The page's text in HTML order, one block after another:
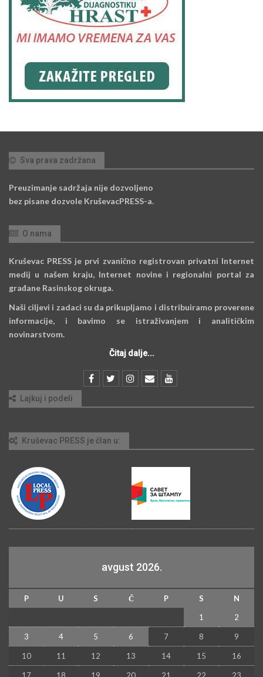
Sva prava zadržana
Preuzimanje sadržaja nije dozvoljeno
bez pisane dozvole KruševacPRESS-a.
O nama
Kruševac PRESS je prvi zvanično registrovan privatni Internet
medij u našem kraju, Internet novine i regionalni portal za
građane Rasinskog okruga.
Naši ciljevi i zadaci su da prikupljamo i distribuiramo proverene
informacije, i bavimo se istraživanjem i analitičkim
novinarstvom.
Čitaj dalje...
Lajkuj i podeli
Kruševac PRESS je član u:
avgust 2026.
P U S Č P S
N
1
2
3 4 5 6 7 8 9
10 11 12 13 14 15 16